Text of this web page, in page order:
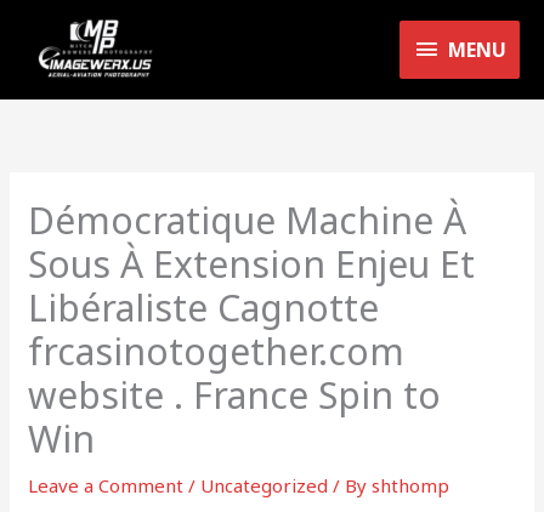
content
MENU
MENU
Démocratique Machine À
Sous À Extension Enjeu Et
Libéraliste Cagnotte
frcasinotogether.com
website . France Spin to
Win
Leave a Comment / Uncategorized / Byshthomp